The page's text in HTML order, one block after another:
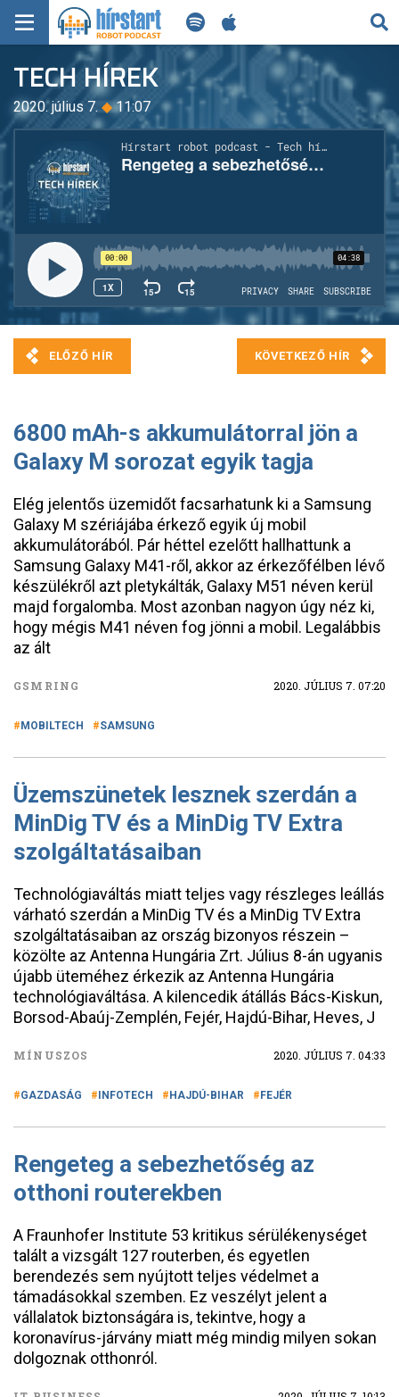
KERESÉS
KEZDŐLAP
FRISS HÍREK
TECH HÍREK
FILM-ZENE-SZÓRAKOZÁS
PLAYLIST
MI AZ A ROBOT PODCAST?
TECH HÍREK
2020. július 7. ◆11:07
6800 mAh-s akkumulátorral jön a
Galaxy M sorozat egyik tagja
Elég jelentős üzemidőt facsarhatunk ki a Samsung
Galaxy M szériájába érkező egyik új mobil
akkumulátorából. Pár héttel ezelőtt hallhattunk a
Samsung Galaxy M41-ről, akkor az érkezőfélben lévő
készülékről azt pletykálták, Galaxy M51 néven kerül
majd forgalomba. Most azonban nagyon úgy néz ki,
hogy mégis M41 néven fog jönni a mobil. Legalábbis
az ált
GSMRING 2020. JÚLIUS 7. 07:20
MOBILTECH SAMSUNG
Üzemszünetek lesznek szerdán a
MinDig TV és a MinDig TV Extra
szolgáltatásaiban
Technológiaváltás miatt teljes vagy részleges leállás
várható szerdán a MinDig TV és a MinDig TV Extra
szolgáltatásaiban az ország bizonyos részein –
közölte az Antenna Hungária Zrt. Július 8-án ugyanis
újabb üteméhez érkezik az Antenna Hungária
technológiaváltása. A kilencedik átállás Bács-Kiskun,
Borsod-Abaúj-Zemplén, Fejér, Hajdú-Bihar, Heves, J
MÍNUSZOS 2020. JÚLIUS 7. 04:33
GAZDASÁG INFOTECH HAJDÚ-BIHAR FEJÉR
Rengeteg a sebezhetőség az
otthoni routerekben
A Fraunhofer Institute 53 kritikus sérülékenységet
talált a vizsgált 127 routerben, és egyetlen
berendezés sem nyújtott teljes védelmet a
támadásokkal szemben. Ez veszélyt jelent a
vállalatok biztonságára is, tekintve, hogy a
koronavírus-járvány miatt még mindig milyen sokan
dolgoznak otthonról.